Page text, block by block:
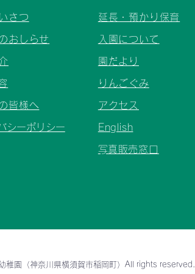
さつ
おしらせ
皆様へ
シーポリシー
延長・預かり保育
入園について
園だより
りんごぐみ
アクセス
English
​写真販売窓口
稚園（神奈川県横須賀市稲岡町）All rights reserved.